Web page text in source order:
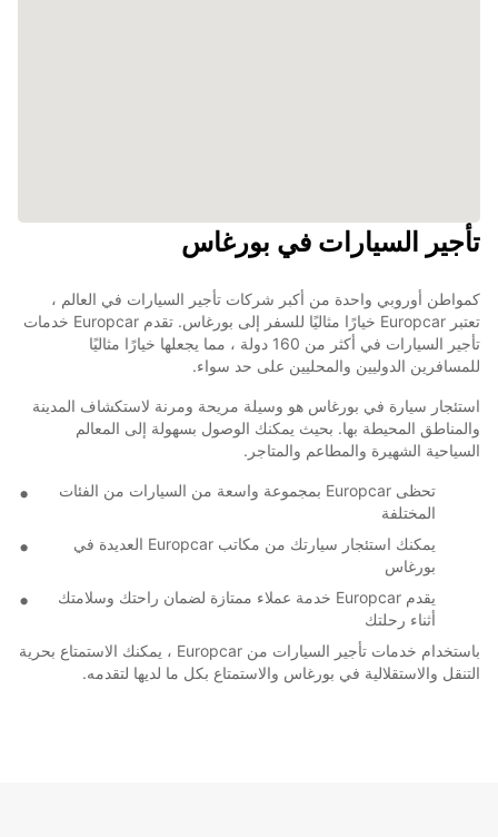
تأجير السيارات في بورغاس
كمواطن أوروبي واحدة من أكبر شركات تأجير السيارات في العالم ،
تعتبر Europcar خيارًا مثاليًا للسفر إلى بورغاس. تقدم Europcar خدمات
تأجير السيارات في أكثر من 160 دولة ، مما يجعلها خيارًا مثاليًا
للمسافرين الدوليين والمحليين على حد سواء.
استئجار سيارة في بورغاس هو وسيلة مريحة ومرنة لاستكشاف المدينة
والمناطق المحيطة بها. بحيث يمكنك الوصول بسهولة إلى المعالم
السياحية الشهيرة والمطاعم والمتاجر.
تحظى Europcar بمجموعة واسعة من السيارات من الفئات
المختلفة
يمكنك استئجار سيارتك من مكاتب Europcar العديدة في
بورغاس
يقدم Europcar خدمة عملاء ممتازة لضمان راحتك وسلامتك
أثناء رحلتك
باستخدام خدمات تأجير السيارات من Europcar ، يمكنك الاستمتاع بحرية
التنقل والاستقلالية في بورغاس والاستمتاع بكل ما لديها لتقدمه.